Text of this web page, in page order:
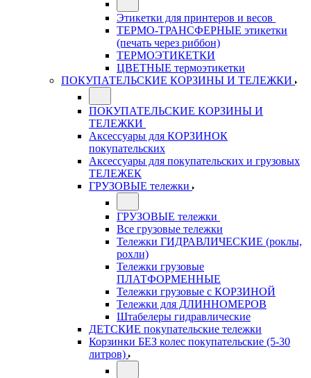
Этикетки для принтеров и весов
ТЕРМО-ТРАНСФЕРНЫЕ этикетки
(печать через риббон)
ТЕРМОЭТИКЕТКИ
ЦВЕТНЫЕ термоэтикетки
ПОКУПАТЕЛЬСКИЕ КОРЗИНЫ И ТЕЛЕЖКИ
ПОКУПАТЕЛЬСКИЕ КОРЗИНЫ И
ТЕЛЕЖКИ
Аксессуары для КОРЗИНОК
покупательских
Аксессуары для покупательских и грузовых
ТЕЛЕЖЕК
ГРУЗОВЫЕ тележки
ГРУЗОВЫЕ тележки
Все грузовые тележки
Тележки ГИДРАВЛИЧЕСКИЕ (роклы,
рохли)
Тележки грузовые
ПЛАТФОРМЕННЫЕ
Тележки грузовые с КОРЗИНОЙ
Тележки для ДЛИННОМЕРОВ
Штабелеры гидравлические
ДЕТСКИЕ покупательские тележки
Корзинки БЕЗ колес покупательские (5-30
литров)